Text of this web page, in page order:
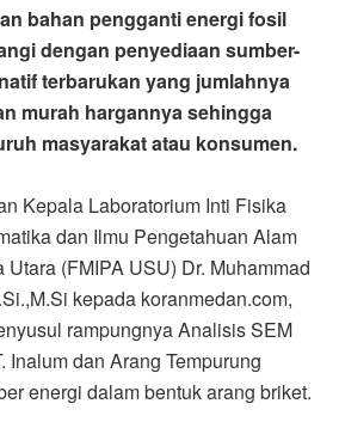
bahan pengganti energi fosil
dengan penyediaan sumber-
terbarukan yang jumlahnya
murah hargannya sehingga
masyarakat atau konsumen.
Kepala Laboratorium Inti Fisika
dan Ilmu Pengetahuan Alam
(FMIPA USU) Dr. Muhammad
kepada koranmedan.com,
rampungnya Analisis SEM
Inalum dan Arang Tempurung
energi dalam bentuk arang briket.